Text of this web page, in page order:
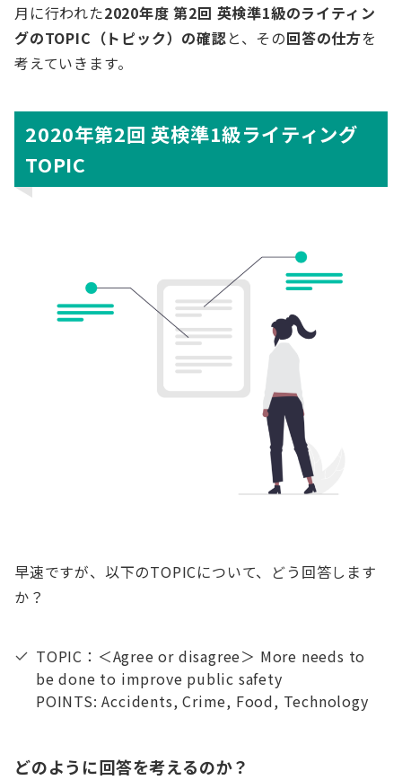
月に行われた2020年度 第2回 英検準1級のライティン
グのTOPIC（トピック）の確認と、その回答の仕方を
考えていきます。
2020年第2回 英検準1級ライティング
TOPIC
早速ですが、以下のTOPICについて、どう回答します
か？
TOPIC：＜Agree or disagree＞ More needs to
be done to improve public safety
POINTS: Accidents, Crime, Food, Technology
どのように回答を考えるのか？